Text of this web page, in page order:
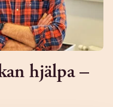
hjälpa –